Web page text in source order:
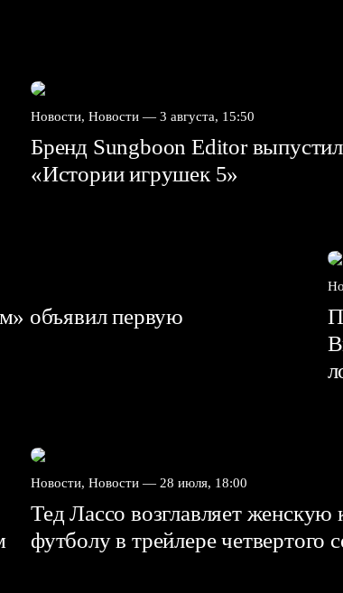
Новости, Новости — 3 августа, 15:50
Бренд Sungboon Editor
«Истории игрушек 5»
объявил первую
Новости, Новости — 28 июля, 18:00
Тед Лассо возглавляет женскую
футболу в трейлере четвертого